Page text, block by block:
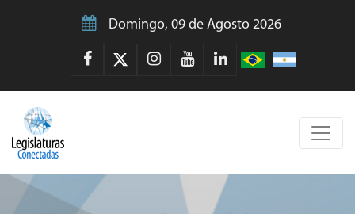
Domingo, 09 de Agosto 2026